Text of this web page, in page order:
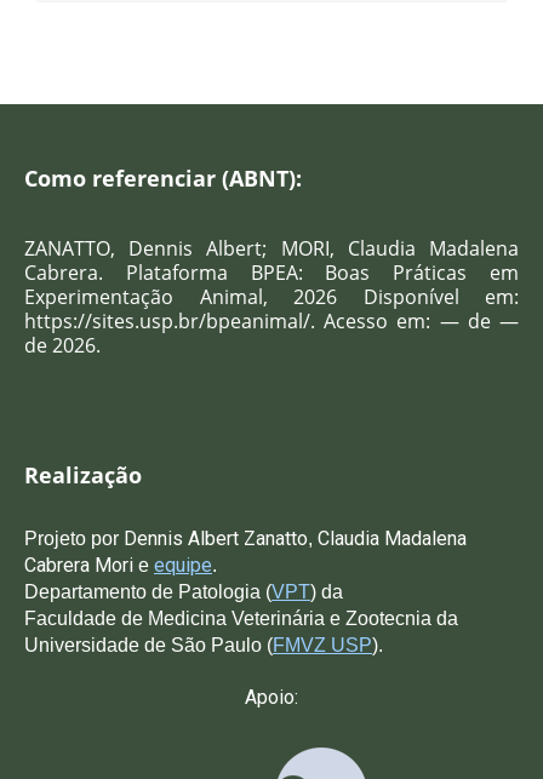
Como referenciar (ABNT):
ZANATTO, Dennis Albert; MORI, Claudia Madalena
Cabrera. Plataforma BPEA: Boas Práticas em
Experimentação Animal, 2026 Disponível em:
https://sites.usp.br/bpeanimal/. Acesso em: — de —
de 2026.
Realização
Projeto por Dennis Albert Zanatto, C laudia Madalena
Cabrera Mori e equipe.
Departamento de Patologia (VPT) da
Faculdade de Medicina Veterinária e Zootecnia da
Universidade de São Paulo (FMVZ USP).
Apoio: